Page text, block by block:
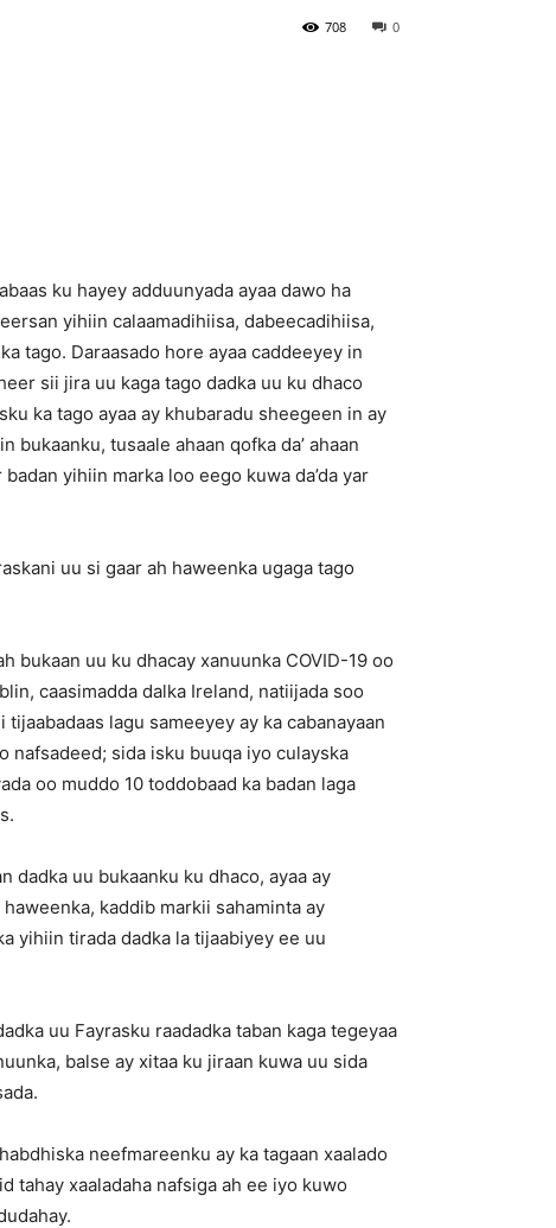
0
708
ku hayey adduunyada ayaa dawo ha
yihiin calaamadihiisa, dabeecadihiisa,
tago. Daraasado hore ayaa caddeeyey in
sii jira uu kaga tago dadka uu ku dhaco
ka tago ayaa ay khubaradu sheegeen in ay
bukaanku, tusaale ahaan qofka da’ ahaan
yihiin marka loo eego kuwa da’da yar
uu si gaar ah haweenka ugaga tago
bukaan uu ku dhacay xanuunka COVID-19 oo
caasimadda dalka Ireland, natiijada soo
lagu sameeyey ay ka cabanayaan
nafsadeed; sida isku buuqa iyo culayska
oo muddo 10 toddobaad ka badan laga
dadka uu bukaanku ku dhaco, ayaa ay
kaddib markii sahaminta ay
yihiin tirada dadka la tijaabiyey ee uu
uu Fayrasku raadadka taban kaga tegeyaa
balse ay xitaa ku jiraan kuwa uu sida
neefmareenku ay ka tagaan xaalado
tahay xaaladaha nafsiga ah ee iyo kuwo